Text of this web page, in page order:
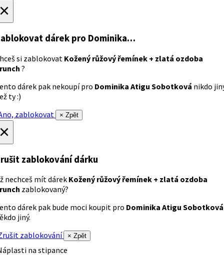
dárek pro Dominika…
si zablokovat Kožený růžový řemínek + zlatá ozdoba
?
dárek pak nekoupí pro Dominika Atigu Sobotková nikdo
ty :)
zablokovat
× Zpět
zablokování dárku
nechceš mít dárek Kožený růžový řemínek + zlatá ozdoba
zablokovaný?
dárek pak bude moci koupit pro Dominika Atigu Sobotková
jiný.
zablokování
× Zpět